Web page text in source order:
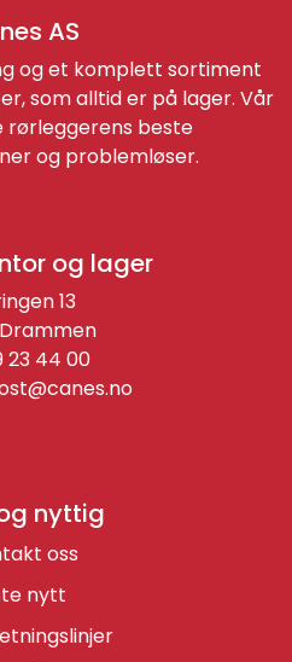
AS
og et komplett sortiment
som alltid er på lager. Vår
beste
og problemløser.
nyttig
oss
nytt
og lager
13
23 44 00